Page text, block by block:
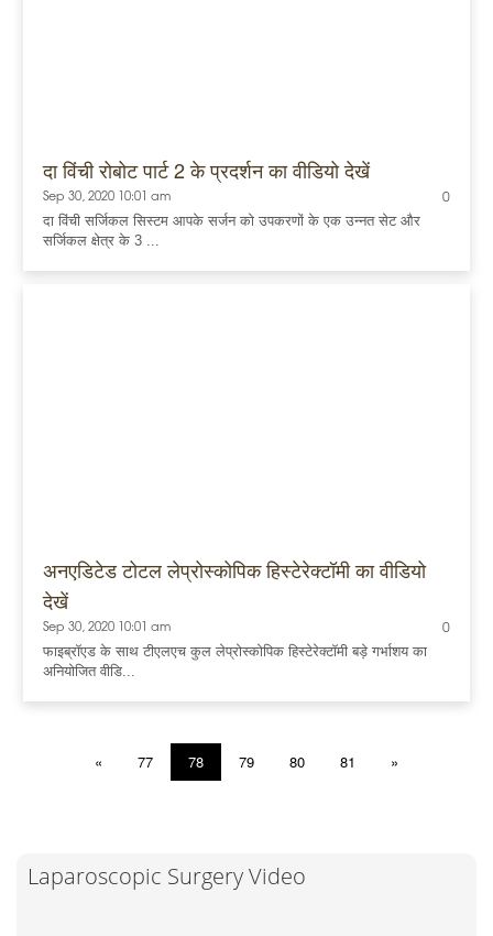
दा विंची रोबोट पार्ट 2 के प्रदर्शन का वीडियो देखें
Sep 30, 2020 10:01 am 0
दा विंची सर्जिकल सिस्टम आपके सर्जन को उपकरणों के एक उन्नत सेट और
सर्जिकल क्षेत्र के 3 ...
अनएडिटेड टोटल लेप्रोस्कोपिक हिस्टेरेक्टॉमी का वीडियो
देखें
Sep 30, 2020 10:01 am 0
फाइब्रॉएड के साथ टीएलएच कुल लेप्रोस्कोपिक हिस्टेरेक्टॉमी बड़े गर्भाशय का
अनियोजित वीडि...
« 77 78 79 80 81 »
Laparoscopic Surgery Video